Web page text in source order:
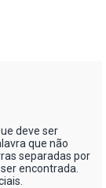
deve ser
que não
separadas por
encontrada.